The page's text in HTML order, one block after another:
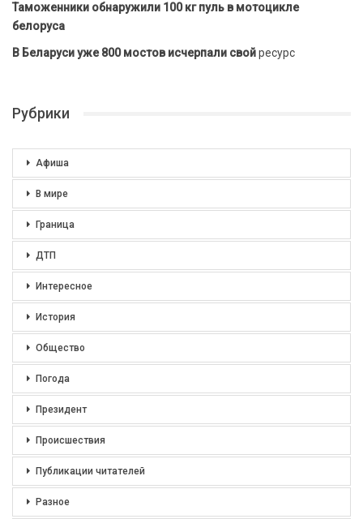
Таможенники обнаружили 100 кг пуль в мотоцикле
белоруса
В Беларуси уже 800 мостов исчерпали свойресурс
Рубрики
Афиша
В мире
Граница
ДТП
Интересное
История
Общество
Погода
Президент
Происшествия
Публикации читателей
Разное